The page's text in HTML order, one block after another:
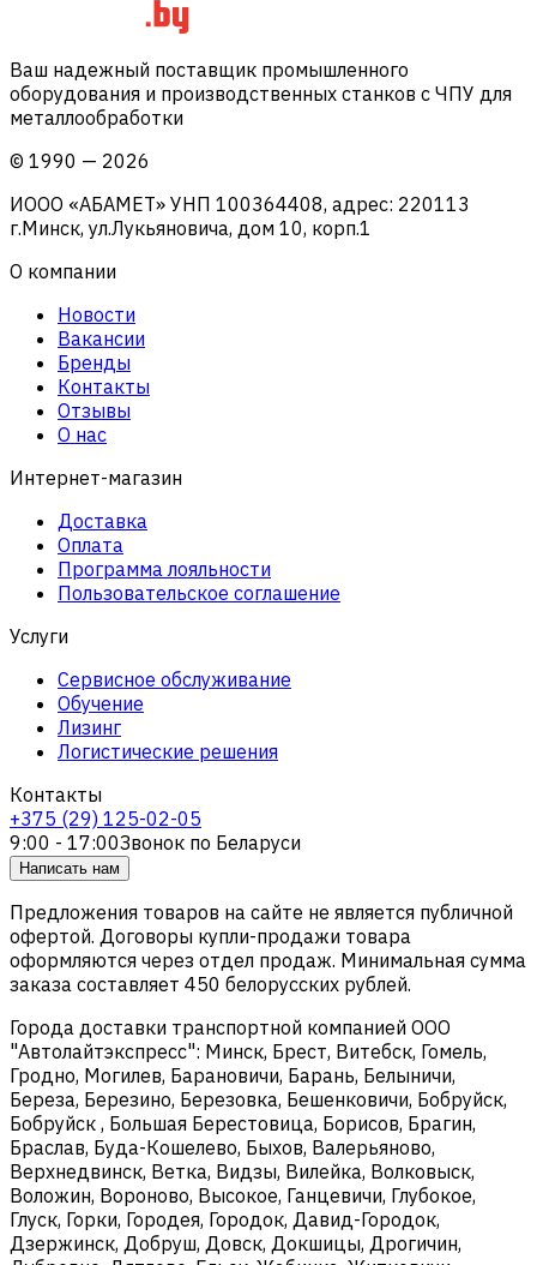
Ваш надежный поставщик промышленного
оборудования и производственных станков с ЧПУ для
металлообработки
© 1990 — 2026
ИООО «АБАМЕТ» УНП 100364408, адрес: 220113
г.Минск, ул.Лукьяновича, дом 10, корп.1
О компании
Новости
Вакансии
Бренды
Контакты
Отзывы
О нас
Интернет-магазин
Доставка
Оплата
Программа лояльности
Пользовательское соглашение
Услуги
Сервисное обслуживание
Обучение
Лизинг
Логистические решения
Контакты
+375 (29) 125-02-05
9:00 - 17:00Звонок по Беларуси
Написать нам
Предложения товаров на сайте не является публичной
офертой. Договоры купли-продажи товара
оформляются через отдел продаж. Минимальная сумма
заказа составляет 450 белорусских рублей.
Города доставки транспортной компанией ООО
"Автолайтэкспресс": Минск, Брест, Витебск, Гомель,
Гродно, Могилев, Барановичи, Барань, Белыничи,
Береза, Березино, Березовка, Бешенковичи, Бобруйск,
Бобруйск , Большая Берестовица, Борисов, Брагин,
Браслав, Буда-Кошелево, Быхов, Валерьяново,
Верхнедвинск, Ветка, Видзы, Вилейка, Волковыск,
Воложин, Вороново, Высокое, Ганцевичи, Глубокое,
Глуск, Горки, Городея, Городок, Давид-Городок,
Дзержинск, Добруш, Довск, Докшицы, Дрогичин,